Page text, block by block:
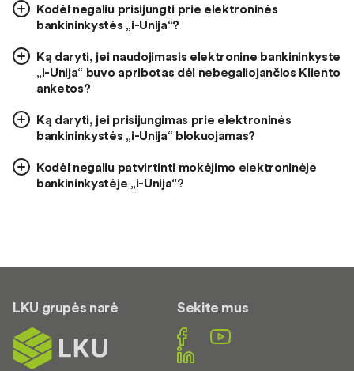
Kodėl negaliu prisijungti prie elektroninės
bankininkystės „i-Unija“?
Ką daryti, jei naudojimasis elektronine bankininkyste
„i-Unija“ buvo apribotas dėl nebegaliojančios Kliento
anketos?
Ką daryti, jei prisijungimas prie elektroninės
bankininkystės „i-Unija“ blokuojamas?
Kodėl negaliu patvirtinti mokėjimo elektroninėje
bankininkystėje „i-Unija“?
LKU grupės narė Sekite mus